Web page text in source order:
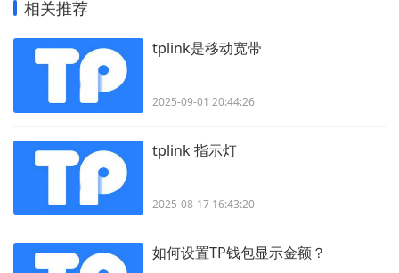
相关推荐
tplink是移动宽带
2025-09-01 20:44:26
tplink 指示灯
2025-08-17 16:43:20
如何设置TP钱包显示金额？